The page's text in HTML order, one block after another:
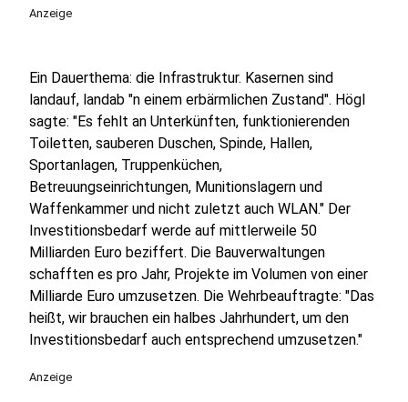
Anzeige
Ein Dauerthema: die Infrastruktur. Kasernen sind
landauf, landab "n einem erbärmlichen Zustand". Högl
sagte: "Es fehlt an Unterkünften, funktionierenden
Toiletten, sauberen Duschen, Spinde, Hallen,
Sportanlagen, Truppenküchen,
Betreuungseinrichtungen, Munitionslagern und
Waffenkammer und nicht zuletzt auch WLAN." Der
Investitionsbedarf werde auf mittlerweile 50
Milliarden Euro beziffert. Die Bauverwaltungen
schafften es pro Jahr, Projekte im Volumen von einer
Milliarde Euro umzusetzen. Die Wehrbeauftragte: "Das
heißt, wir brauchen ein halbes Jahrhundert, um den
Investitionsbedarf auch entsprechend umzusetzen."
Anzeige